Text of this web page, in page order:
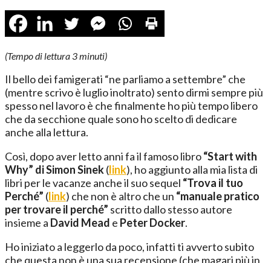
(Tempo di lettura 3minuti)
Il bello dei famigerati “ne parliamo a settembre” che
(mentre scrivo è luglio inoltrato) sento dirmi sempre più
spesso nel lavoro è che finalmente ho più tempo libero
che da secchione quale sono ho scelto di dedicare
anche alla lettura.
Così, dopo aver letto anni fa il famoso libro“Start with
Why” di Simon Sinek(link), ho aggiunto alla mia lista di
libri per le vacanze anche il suo sequel “Trova il tuo
Perché” (link) che non è altro che un “manuale pratico
per trovare il perché” scritto dallo stesso autore
insieme a David Mead e Peter Docker.
Ho iniziato a leggerlo da poco, infatti ti avverto subito
che questa non è una sua recensione (che magari più in